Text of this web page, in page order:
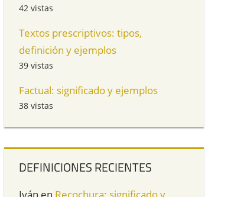
42 vistas
Textos prescriptivos: tipos,
definición y ejemplos
39 vistas
Factual: significado y ejemplos
38 vistas
DEFINICIONES RECIENTES